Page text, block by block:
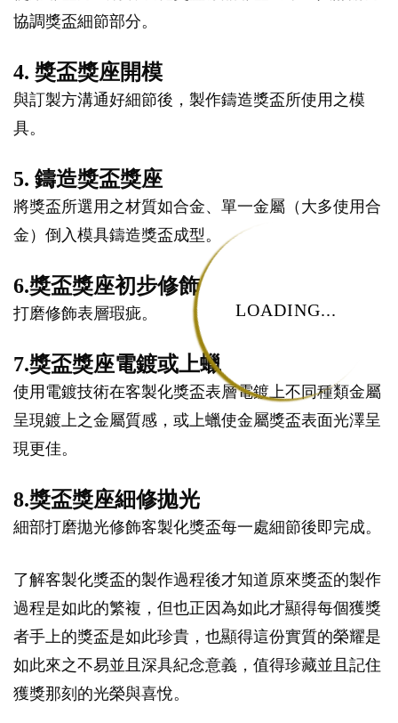
LOADING...
協調獎盃細節部分。
4. 獎盃獎座開模
與訂製方溝通好細節後，製作鑄造獎盃所使用之模
具。
5. 鑄造獎盃獎座
將獎盃所選用之材質如合金、單一金屬（大多使用合
金）倒入模具鑄造獎盃成型。
6.獎盃獎座初步修飾
打磨修飾表層瑕疵。
7.獎盃獎座電鍍或上蠟
使用電鍍技術在客製化獎盃表層電鍍上不同種類金屬
呈現鍍上之金屬質感，或上蠟使金屬獎盃表面光澤呈
現更佳。
8.獎盃獎座細修拋光
細部打磨拋光修飾客製化獎盃每一處細節後即完成。
了解客製化獎盃的製作過程後才知道原來獎盃的製作
過程是如此的繁複，但也正因為如此才顯得每個獲獎
者手上的獎盃是如此珍貴，也顯得這份實質的榮耀是
如此來之不易並且深具紀念意義，值得珍藏並且記住
獲獎那刻的光榮與喜悅。